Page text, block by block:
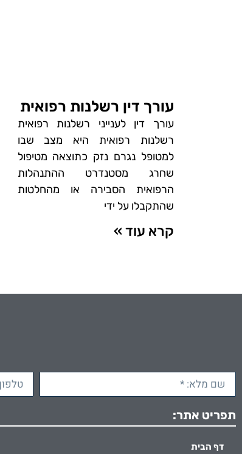
עורך דין רשלנות רפואית
עורך דין לענייני רשלנות רפואית
רשלנות רפואית היא מצב שבו
למטופל נגרם נזק כתוצאה מטיפול
שחרג מסטנדרט ההתנהלות
הרפואית הסבירה או מהחלטות
שהתקבלו על ידי
קרא עוד »
תפריט אתר:
דף הבית